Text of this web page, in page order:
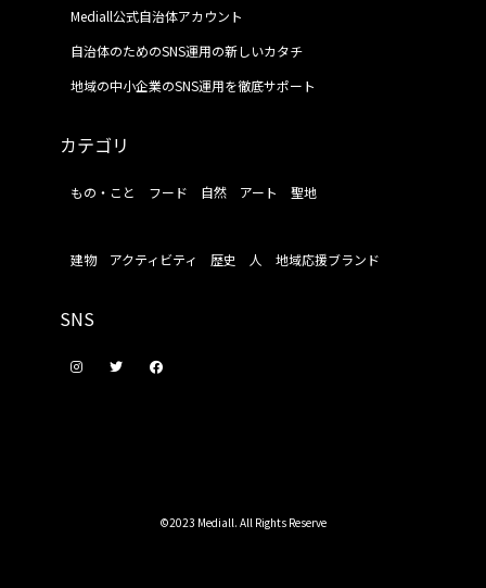
Mediall公式自治体アカウント
自治体のためのSNS運用の新しいカタチ
地域の中小企業のSNS運用を徹底サポート
カテゴリ
もの・こと フード 自然 アート 聖地
建物 アクティビティ 歴史 人 地域応援ブランド
SNS
©2023 Mediall. All Rights Reserve